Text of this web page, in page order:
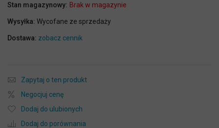
Stan magazynowy: Brak w magazynie
Wysyłka: Wycofane ze sprzedaży
Dostawa: zobacz cennik
Zapytaj o ten produkt
Negocjuj cenę
Dodaj do ulubionych
Dodaj do porównania